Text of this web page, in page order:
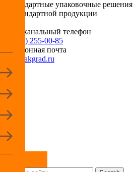
Нестандартные упаковочные решения
для стандартной продукции
Многоканальный телефон
+7 (495) 255-00-85
Электронная почта
info@pakgrad.ru